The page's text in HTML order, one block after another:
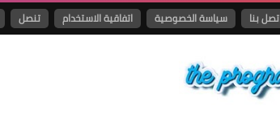
بنا سياسة الخصوصية اتفاقية الاستخدام تنصل